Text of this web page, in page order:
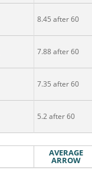
8.45 after 60
7.88 after 60
7.35 after 60
5.2 after 60
AVERAGE
ARROW